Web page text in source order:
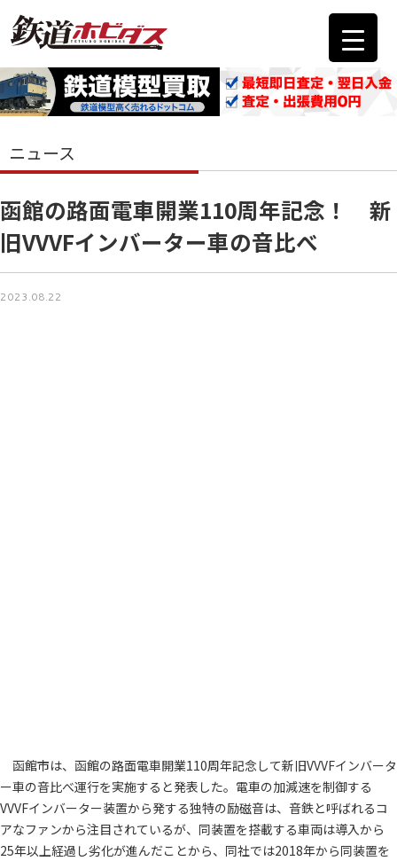
ニュース
函館の路面電車開業110周年記念！ 新
旧VVVFインバーター車の音比べ
2023.08.22
函館市は、函館の路面電車開業110周年記念して新旧VVVFインバータ
ー車の音比べ運行を実施すると発表した。電車の加減速を制御する
VVVFインバーター装置から発する独特の励磁音は、音鉄と呼ばれるコ
アなファンから注目されているが、同装置を搭載する車両は導入から
25年以上経過し劣化が進んだことから、同社では2018年から同装置を